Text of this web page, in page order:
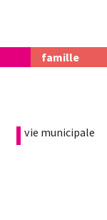
famille
vie municipale